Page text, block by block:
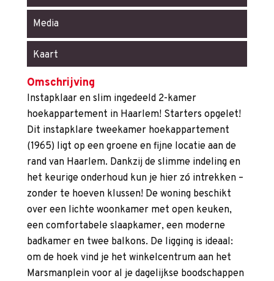
Media
Kaart
Omschrijving
Instapklaar en slim ingedeeld 2-kamer
hoekappartement in Haarlem! Starters opgelet!
Dit instapklare tweekamer hoekappartement
(1965) ligt op een groene en fijne locatie aan de
rand van Haarlem. Dankzij de slimme indeling en
het keurige onderhoud kun je hier zó intrekken –
zonder te hoeven klussen! De woning beschikt
over een lichte woonkamer met open keuken,
een comfortabele slaapkamer, een moderne
badkamer en twee balkons. De ligging is ideaal:
om de hoek vind je het winkelcentrum aan het
Marsmanplein voor al je dagelijkse boodschappen